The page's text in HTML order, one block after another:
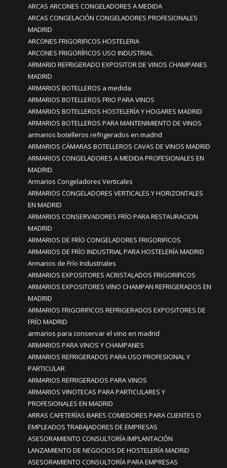
ARCAS ARCONES CONGELADORES A MEDIDA
ARCAS CONGELACIÓN CONGELADORES PROFESIONALES
MADRID
ARCONES FRIGORIFICOS HOSTELERIA
ARCONES FRIGORÍFICOS USO INDUSTRIAL
ARMARIO REFRIGERADO EXPOSITOR DE VINOS CHAMPANES
MADRID
ARMARIOS BOTELLEROS a medida
ARMARIOS BOTELLEROS FRIO PARA VINOS
ARMARIOS BOTELLEROS HOSTELERÍA Y HOGARES MADRID
ARMARIOS BOTELLEROS PARA MANTENIMIENTO DE VINOS
armarios botelleros refrigerados en madrid
ARMARIOS CÁMARAS BOTELLEROS CAVAS DE VINOS MADRID
ARMARIOS CONGELADORES A MEDIDA PROFESIONALES EN
MADRID.
Armarios Congeladores Verticales
ARMARIOS CONGELADORES VERTICALES Y HORIZONTALES
EN MADRID
ARMARIOS CONSERVADORES FRÍO PARA RESTAURACION
MADRID
ARMARIOS DE FRÍO CONGELADORES FRIGORIFICOS
ARMARIOS DE FRÍO INDUSTRIAL PARA HOSTELERÍA MADRID
Armarios de Frío Industriales
ARMARIOS EXPOSITORES ACRISTALADOS FRIGORIFICOS
ARMARIOS EXPOSITORES VINO CHAMPAN REFRIGERADOS EN
MADRID
ARMARIOS FRIGORIFICOS REFRIGERADOS EXPOSITORES DE
FRÍO MADRID
armarios para conservar el vino en madrid
ARMARIOS PARA VINOS Y CHAMPANES
ARMARIOS REFRIGERADOS PARA USO PROFESIONAL Y
PARTICULAR
ARMARIOS REFRIGERADOS PARA VINOS
ARMARIOS VINOTECAS PARA PARTICULARES Y
PROFESIONALES EN MADRID
ARRAS CAFETERÍAS BARES COMEDORES PARA CLIENTES O
EMPLEADOS TRABAJADORES DE EMPRESAS
ASESORAMIENTO CONSULTORÍA IMPLANTACIÓN
LANZAMIENTO DE NEGOCIOS DE HOSTELERÍA MADRID
ASESORAMIENTO CONSULTORÍA PARA EMPRESAS